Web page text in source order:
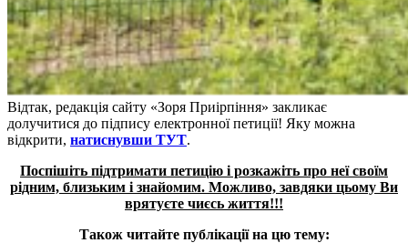
Відтак, редакція сайту «Зоря Приірпіння» закликає
долучитися до підпису електронної петиції! Яку можна
відкрити, натиснувши ТУТ.
Поспішіть підтримати петицію і розкажіть про неї своїм
рідним, близьким і знайомим. Можливо, завдяки цьому Ви
врятуєте чиєсь життя!!!
Також читайте публікації на цю тему: